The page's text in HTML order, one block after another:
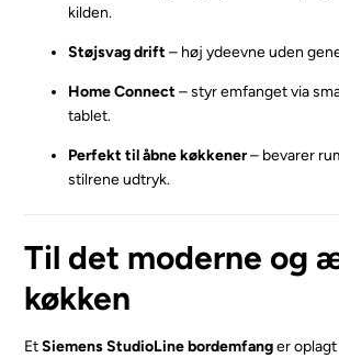
kilden.
Støjsvag drift – høj ydeevne uden
Home Connect – styr emfanget via
tablet.
Perfekt til åbne køkkener– bevarer
stilrene udtryk.
Til det moderne og
køkken
EtSiemens StudioLine bordemfanger